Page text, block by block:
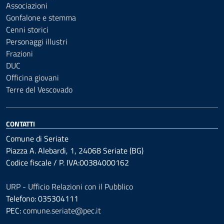
Associazioni
Gonfalone e stemma
Cenni storici
Personaggi illustri
Frazioni
DUC
Officina giovani
Terre del Vescovado
CONTATTI
Comune di Seriate
Piazza A. Alebardi, 1, 24068 Seriate (BG)
Codice fiscale / P. IVA:00384000162
URP - Ufficio Relazioni con il Pubblico
Telefono: 035304111
PEC:comune.seriate@pec.it